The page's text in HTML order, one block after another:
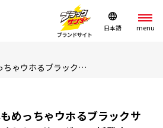
日本語
バナナ感UPで今年もめっちゃウホるブラックサンダーが登場！ 『バナナのサンダー』新発売
めっちゃウホるブラックサ